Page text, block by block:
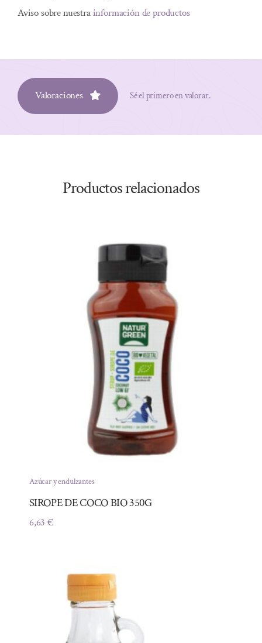
Aviso sobre nuestrainformación de productos
Valoraciones Sé el primero en valorar.
Productos relacionados
Azúcar y endulzantes
SIROPE DE COCO BIO 350G
6,63€